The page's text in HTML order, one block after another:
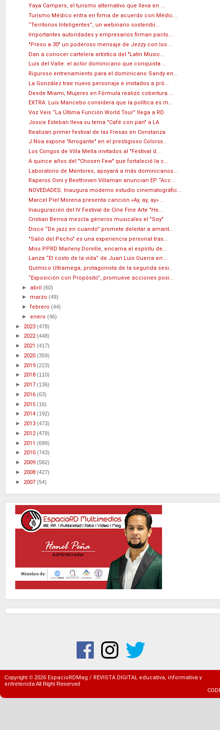
Yaya Campers, el turismo alternativo que lleva en ...
Turismo Médico entra en firma de acuerdo con Médic...
“Territorios Inteligentes”, un webinario sostenibi...
Importantes autoridades y empresarios firman pacto...
"Preso a 30" un poderoso mensaje de Jezzy con los ...
Dan a conocer cartelera artística del "Latin Music...
Luis del Valle: el actor dominicano que conquista ...
Riguroso entrenamiento para el dominicano Sandy en...
La González trae nuevo personaje e invitados a pró...
Desde Miami, Mujeres en Fórmula realizó cobertura ...
EXTRA: Luis Mancebo considera que la política es m...
Voz Veis “La Última Función World Tour” llega a RD
Jossie Esteban lleva su tema "Café con pan" a LA
Realizan primer festival de las Fresas en Constanza
J Noa expone "Arrogante" en el prestigioso Colorsx...
Los Congos de Villa Mella invitados al "Festival d...
A quince años del "Chosen Few" que fortaleció la c...
Laboratorio de Mentores, apoyará a más dominicanos...
Raperos Ovni y Beethoven Villaman anuncian EP “Acc...
NOVEDADES: Inaugura moderno estudio cinematográfic...
Marcel Piel Morena presenta canción «Ay, ay, ay» ...
Inauguración del IV Festival de Cine Fine Arte "He...
Cristian Berroa mezcla géneros musicales el "Soy"
Disco “De jazz en cuando” promete deleitar a amant...
"Salió del Pecho" es una experiencia personal tras...
Miss PPRD Marleny Dorville, encarna el espíritu de...
Lanza “El costo de la vida” de Juan Luis Guerra en...
Químico Ultramega, protagonista de la segunda sesi...
“Exposición con Propósito”, promueve acciones posi...
► abril(60)
► marzo(49)
►febrero(44)
► enero(46)
► 2023 (478)
► 2022(448)
► 2021 (417)
► 2020 (359)
► 2019 (223)
► 2018 (110)
► 2017 (136)
► 2016 (63)
► 2015 (16)
► 2014 (192)
► 2013 (473)
► 2012(479)
► 2011 (699)
► 2010 (743)
► 2009 (582)
► 2008 (427)
► 2007 (54)
Copyright © 2026 EspacioRDMag / REVISTA DIGITAL educativa, informativa y
entretenidaAll Right Reserved